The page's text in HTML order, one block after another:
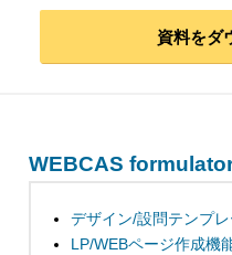
資料をダ
WEBCAS
デザイン/設問テンプレ
LP/WEBページ作成機